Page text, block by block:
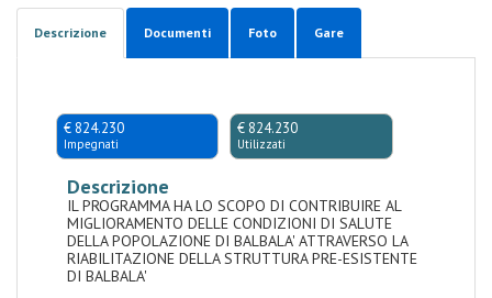
Descrizione Documenti Foto Gare
€ 824.230
Impegnati
€ 824.230
Utilizzati
Descrizione
IL PROGRAMMA HA LO SCOPO DI CONTRIBUIRE AL
MIGLIORAMENTO DELLE CONDIZIONI DI SALUTE
DELLA POPOLAZIONE DI BALBALA' ATTRAVERSO LA
RIABILITAZIONE DELLA STRUTTURA PRE-ESISTENTE
DI BALBALA'